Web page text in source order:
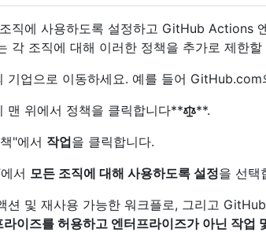
직에 사용하도록 설정하고 GitHub Actions
각 조직에 대해 이러한 정책을 추가로 제한할
기업으로 이동하세요. 예를 들어 GitHub.com
맨 위에서 정책을 클릭합니다**
**.
"에서 작업을 클릭합니다.
서 모든 조직에 대해 사용하도록 설정을 선택
션 및 재사용 가능한 워크플로, 그리고
라이즈를 허용하고 엔터프라이즈가 아닌 작업